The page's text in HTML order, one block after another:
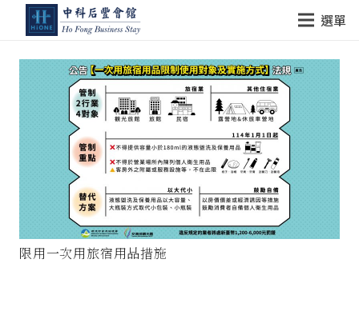
選單
限用一次用旅宿用品措施